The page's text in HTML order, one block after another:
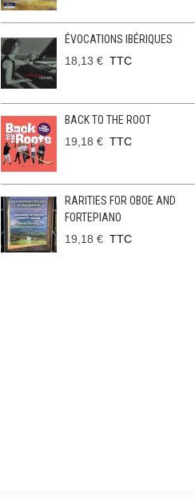
ÉVOCATIONS IBÉRIQUES
18,13 € TTC
BACK TO THE ROOT
19,18 € TTC
RARITIES FOR OBOE AND
FORTEPIANO
19,18 € TTC